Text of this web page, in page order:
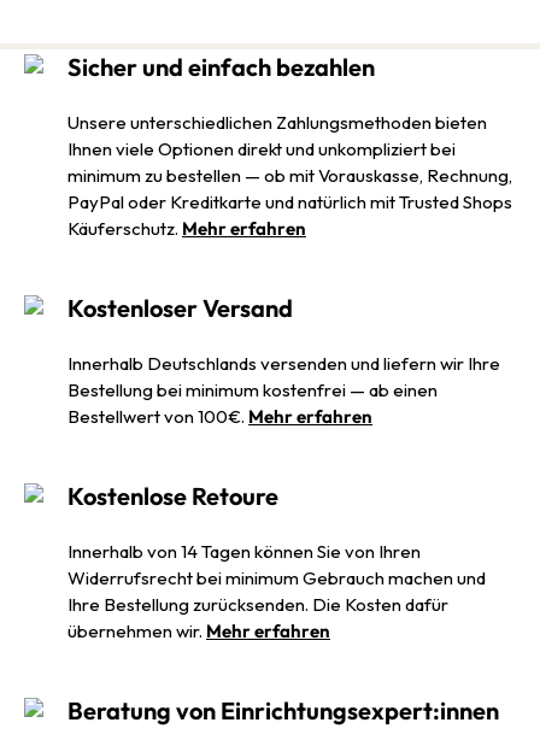
Sicher und einfach bezahlen
Unsere unterschiedlichen Zahlungsmethoden bieten
Ihnen viele Optionen direkt und unkompliziert bei
minimum zu bestellen — ob mit Vorauskasse, Rechnung,
PayPal oder Kreditkarte und natürlich mit Trusted Shops
Käuferschutz. Mehr erfahren
Kostenloser Versand
Innerhalb Deutschlands versenden und liefern wir Ihre
Bestellung bei minimum kostenfrei — ab einen
Bestellwert von 100€. Mehr erfahren
Kostenlose Retoure
Innerhalb von 14 Tagen können Sie von Ihren
Widerrufsrecht bei minimum Gebrauch machen und
Ihre Bestellung zurücksenden. Die Kosten dafür
übernehmen wir. Mehr erfahren
Beratung von Einrichtungsexpert:innen